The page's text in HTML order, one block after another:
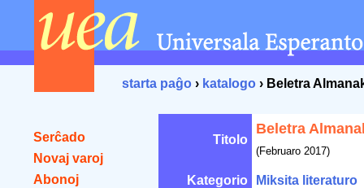
starta paĝo › katalogo › Beletra
Serĉado
Novaj varoj
Abonoj
Titolo
Beletra
(Februaro 2017)
Kategorio Miksita literaturo